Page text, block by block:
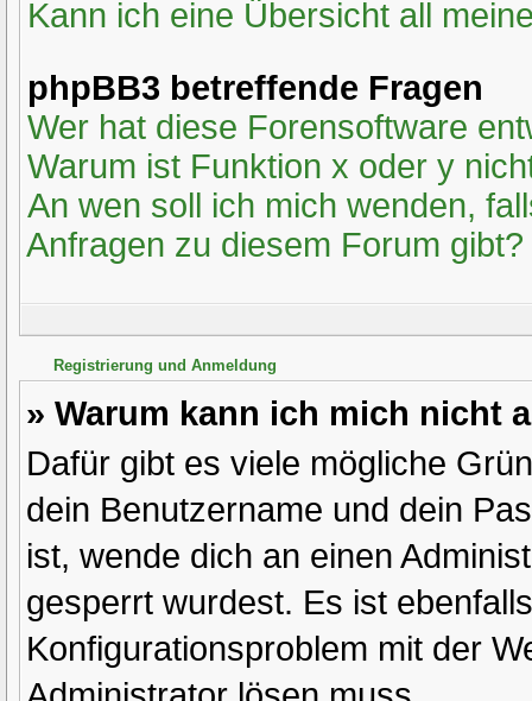
Kann ich eine Übersicht all
phpBB3 betreffende Fragen
Wer hat diese Forensoftware
Warum ist Funktion x oder y
An wen soll ich mich wenden,
Anfragen zu diesem Forum gibt?
Registrierung und Anmeldung
» Warum kann ich mich nicht
Dafür gibt es viele mögliche
dein Benutzername und dein
ist, wende dich an einen
gesperrt wurdest. Es ist
Konfigurationsproblem mit der